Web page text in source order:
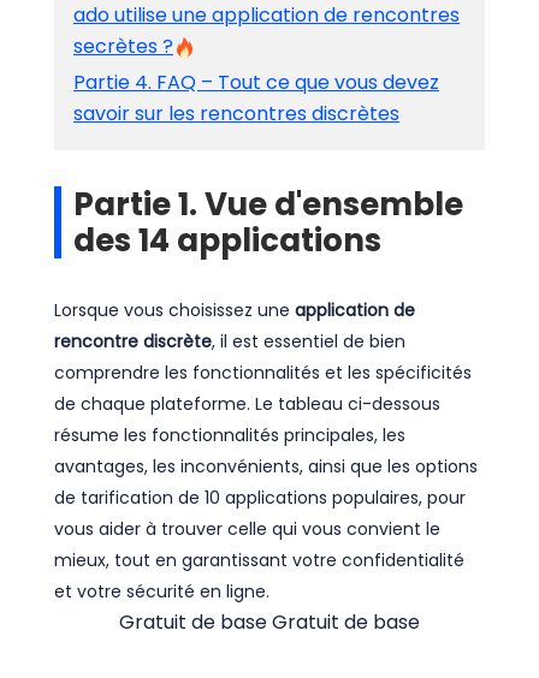
ado utilise une application de rencontres
secrètes ?
Partie 4. FAQ – Tout ce que vous devez
savoir sur les rencontres discrètes
Partie 1. Vue d'ensemble
des 14 applications
Lorsque vous choisissez une application de
rencontre discrète, il est essentiel de bien
comprendre les fonctionnalités et les spécificités
de chaque plateforme. Le tableau ci-dessous
résume les fonctionnalités principales, les
avantages, les inconvénients, ainsi que les options
de tarification de 10 applications populaires, pour
vous aider à trouver celle qui vous convient le
mieux, tout en garantissant votre confidentialité
et votre sécurité en ligne.
Gratuit de baseGratuit de base